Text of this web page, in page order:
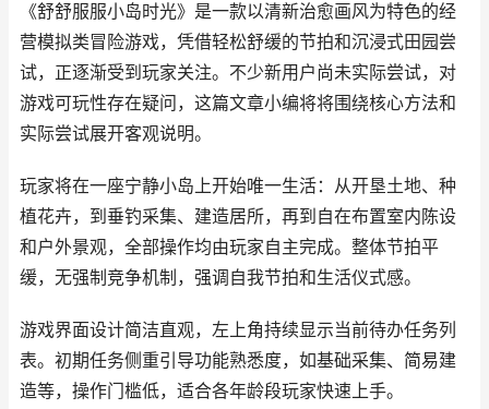
《舒舒服服小岛时光》是一款以清新治愈画风为特色的经
营模拟类冒险游戏，凭借轻松舒缓的节拍和沉浸式田园尝
试，正逐渐受到玩家关注。不少新用户尚未实际尝试，对
游戏可玩性存在疑问，这篇文章小编将将围绕核心方法和
实际尝试展开客观说明。
玩家将在一座宁静小岛上开始唯一生活：从开垦土地、种
植花卉，到垂钓采集、建造居所，再到自在布置室内陈设
和户外景观，全部操作均由玩家自主完成。整体节拍平
缓，无强制竞争机制，强调自我节拍和生活仪式感。
游戏界面设计简洁直观，左上角持续显示当前待办任务列
表。初期任务侧重引导功能熟悉度，如基础采集、简易建
造等，操作门槛低，适合各年龄段玩家快速上手。